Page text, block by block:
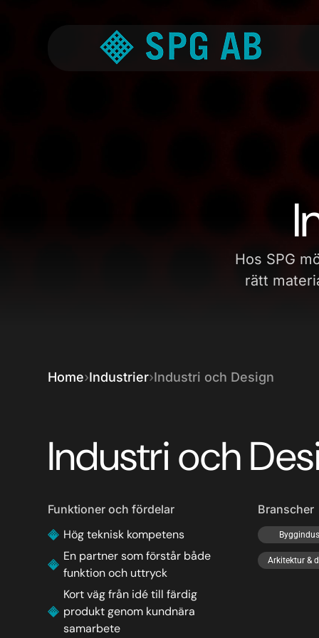
Hos SPG
rätt
Home Industrier Industri och Design
Industri och
Funktioner och fördelar
Hög teknisk kompetens
En partner som förstår både
funktion och uttryck
Kort väg från idé till färdig
produkt genom kundnära
samarbete
Branscher
Arkitektur &